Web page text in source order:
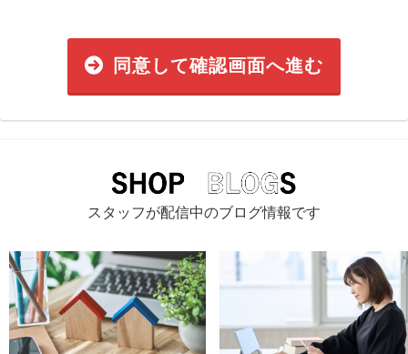
同意して確認画面へ進む
スタッフが配信中のブログ情報です